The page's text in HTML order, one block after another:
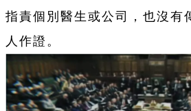
指責個別醫生或公司，也沒有
人作證。